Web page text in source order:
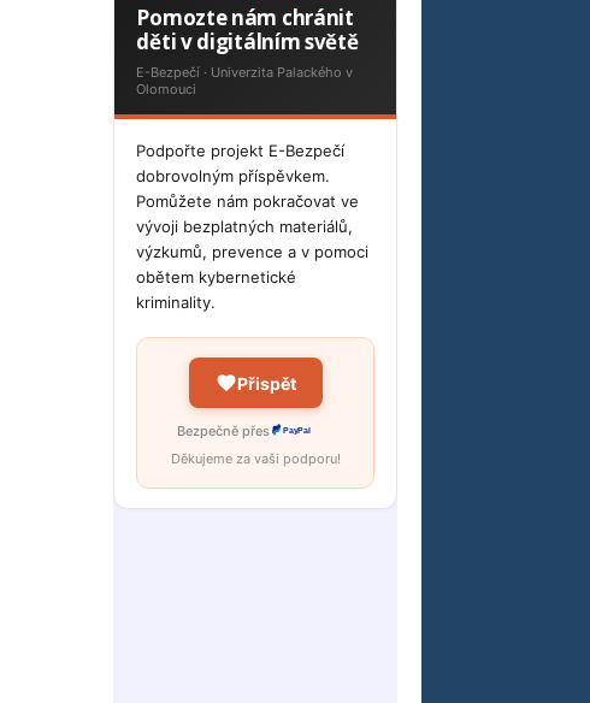
Pomozte nám chránit
děti v digitálním světě
E-Bezpečí · Univerzita Palackého v
Olomouci
Podpořte projekt E-Bezpečí
dobrovolným příspěvkem.
Pomůžete nám pokračovat ve
vývoji bezplatných materiálů,
výzkumů, prevence a v pomoci
obětem kybernetické
kriminality.
Přispět
Bezpečně přes PayPal
Děkujeme za vaši podporu!